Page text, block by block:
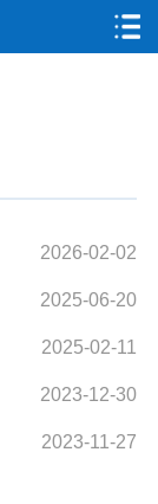
2026-02-02
2025-06-20
2025-02-11
2023-12-30
2023-11-27